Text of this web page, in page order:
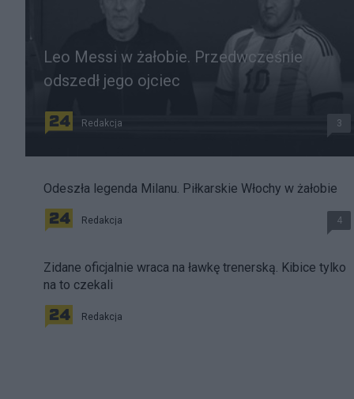
Leo Messi w żałobie. Przedwcześnie
odszedł jego ojciec
Redakcja 3
Odeszła legenda Milanu. Piłkarskie Włochy w żałobie
Redakcja 4
Zidane oficjalnie wraca na ławkę trenerską. Kibice tylko
na to czekali
Redakcja